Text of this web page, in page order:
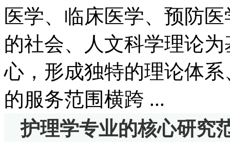
医学、临床医学、预防
的社会、人文科学理论
心，形成独特的理论体
的服务范围横跨 ...
护理学专业的核心研究